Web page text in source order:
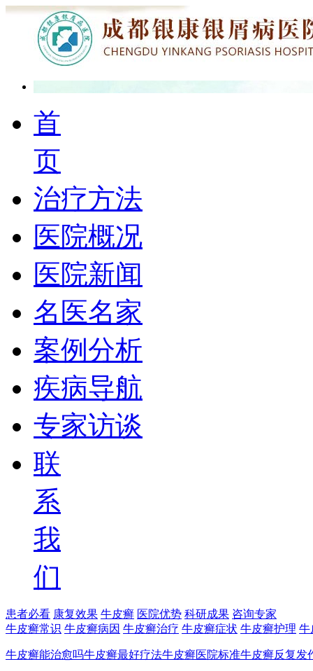
首
页
治疗方法
医院概况
医院新闻
名医名家
案例分析
疾病导航
专家访谈
联
系
我
们
患者必看 康复效果 牛皮癣 医院优势 科研成果 咨询专家
牛皮癣常识 牛皮癣病因 牛皮癣治疗 牛皮癣症状 牛皮癣护理 牛
牛皮癣能治愈吗牛皮癣最好疗法牛皮癣医院标准牛皮癣反复发